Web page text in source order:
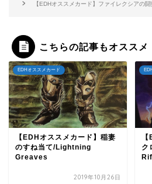
【EDHオススメカード】ファイレクシアの
こちらの記事もオススメ
EDHオススメカード
【EDHオススメカード】稲妻
のすね当て/Lightning
Greaves
2019年10月26日
ク